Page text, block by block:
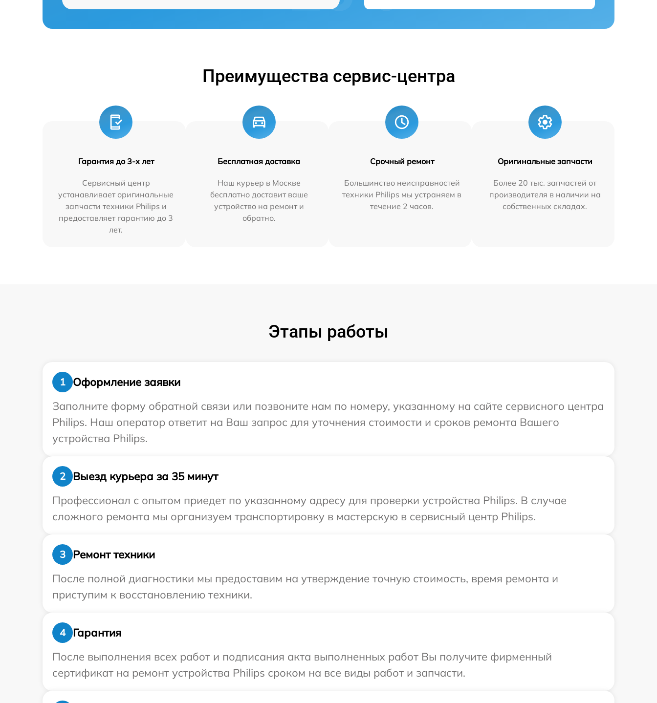
Преимущества сервис-центра
Гарантия до 3-х лет
Сервисный центр
устанавливает оригинальные
запчасти техники Philips и
предоставляет гарантию до 3
лет.
Бесплатная доставка
Наш курьер в Москве
бесплатно доставит ваше
устройство на ремонт и
обратно.
Срочный ремонт
Большинство неисправностей
техники Philips мы устраняем в
течение 2 часов.
Оригинальные запчасти
Более 20 тыс. запчастей от
производителя в наличии на
собственных складах.
Этапы работы
1
Оформление заявки
Заполните форму обратной связи или позвоните нам по номеру, указанному на сайте сервисного центра
Philips. Наш оператор ответит на Ваш запрос для уточнения стоимости и сроков ремонта Вашего
устройства Philips.
2
Выезд курьера за 35 минут
Профессионал с опытом приедет по указанному адресу для проверки устройства Philips. В случае
сложного ремонта мы организуем транспортировку в мастерскую в сервисный центр Philips.
3
Ремонт техники
После полной диагностики мы предоставим на утверждение точную стоимость, время ремонта и
приступим к восстановлению техники.
4
Гарантия
После выполнения всех работ и подписания акта выполненных работ Вы получите фирменный
сертификат на ремонт устройства Philips сроком на все виды работ и запчасти.